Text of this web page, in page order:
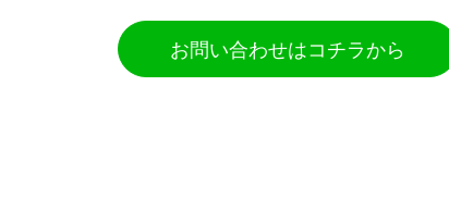
お問い合わせはコチラから